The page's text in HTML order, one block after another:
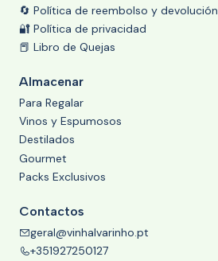
🔄 Política de reembolso y devolución
🔐 Política de privacidad
📕 Libro de Quejas
Almacenar
Para Regalar
Vinos y Espumosos
Destilados
Gourmet
Packs Exclusivos
Contactos
geral@vinhalvarinho.pt
+351927250127